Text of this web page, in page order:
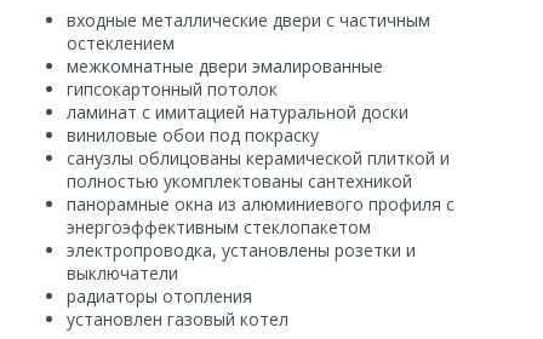
входные металлические двери с частичным
остеклением
межкомнатные двери эмалированные
гипсокартонный потолок
ламинат с имитацией натуральной доски
виниловые обои под покраску
санузлы облицованы керамической плиткой и
полностью укомплектованы сантехникой
панорамные окна из алюминиевого профиля с
энергоэффективным стеклопакетом
электропроводка, установлены розетки и
выключатели
радиаторы отопления
установлен газовый котел